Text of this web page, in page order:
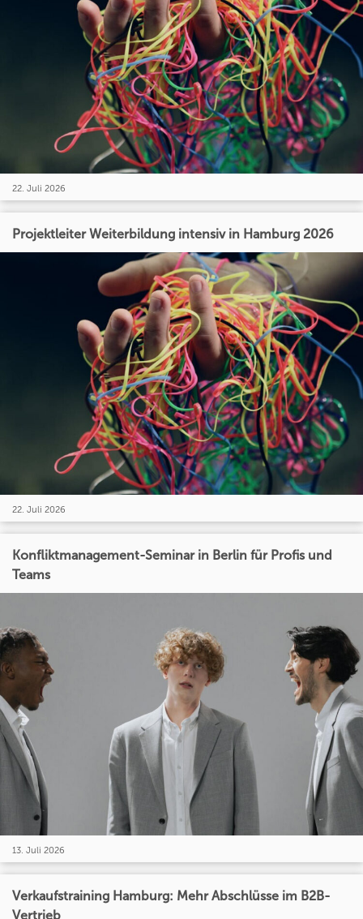
22. Juli 2026
Projektleiter Weiterbildung intensiv in Hamburg 2026
22. Juli 2026
Konfliktmanagement-Seminar in Berlin für Profis und
Teams
13. Juli 2026
Verkaufstraining Hamburg: Mehr Abschlüsse im B2B-
Vertrieb